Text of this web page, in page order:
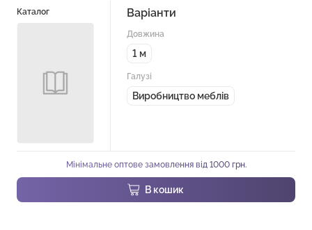
Каталог Варіанти
Довжина
1 м
Галузі
Виробництво меблів
Мінімальне оптове замовлення від 1000 грн.
В кошик